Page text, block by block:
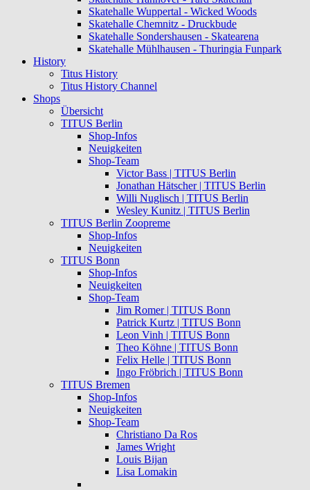
Skatehalle Wuppertal - Wicked Woods
Skatehalle Chemnitz - Druckbude
Skatehalle Sondershausen - Skatearena
Skatehalle Mühlhausen - Thuringia Funpark
History
Titus History
Titus History Channel
Shops
Übersicht
TITUS Berlin
Shop-Infos
Neuigkeiten
Shop-Team
Victor Bass | TITUS Berlin
Jonathan Hätscher | TITUS Berlin
Willi Nuglisch | TITUS Berlin
Wesley Kunitz | TITUS Berlin
TITUS Berlin Zoopreme
Shop-Infos
Neuigkeiten
TITUS Bonn
Shop-Infos
Neuigkeiten
Shop-Team
Jim Romer | TITUS Bonn
Patrick Kurtz | TITUS Bonn
Leon Vinh | TITUS Bonn
Theo Köhne | TITUS Bonn
Felix Helle | TITUS Bonn
Ingo Fröbrich | TITUS Bonn
TITUS Bremen
Shop-Infos
Neuigkeiten
Shop-Team
Christiano Da Ros
James Wright
Louis Bijan
Lisa Lomakin